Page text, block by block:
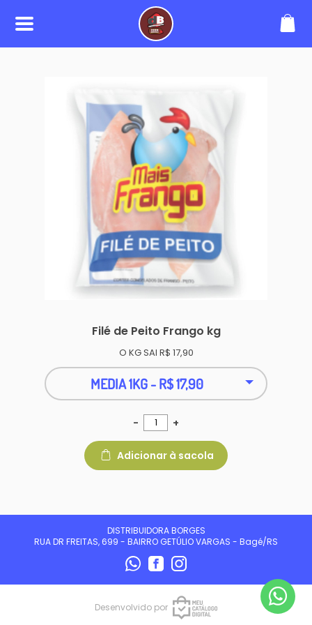
restaurantes e delivery.
(53) 99947-3200
borgeshahn@yahoo.com.br
Filé de Peito Frango kg
O KG SAI R$ 17,90
MEDIA 1KG - R$ 17,90
- +
Adicionar à sacola
DISTRIBUIDORA BORGES
RUA DR FREITAS, 699 - BAIRRO GETÚLIO VARGAS - Bagé/RS
Desenvolvido por